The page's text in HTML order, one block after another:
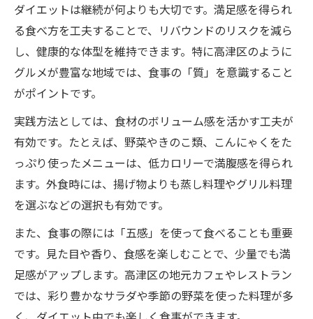
ダイエットは継続が何よりも大切です。満足感を得られ
る食べ方を工夫することで、リバウンドのリスクを減ら
し、健康的な体型を維持できます。特に高津区のように
グルメが豊富な地域では、食事の「質」を意識すること
がポイントです。
実践方法としては、食材のボリューム感を活かす工夫が
有効です。たとえば、野菜やきのこ類、こんにゃくをた
っぷり使ったメニューは、低カロリーで満腹感を得られ
ます。外食時には、揚げ物よりも蒸し料理やグリル料理
を選ぶなどの選択も有効です。
また、食事の際には「五感」を使って食べることも重要
です。見た目や香り、食感を楽しむことで、少量でも満
足感がアップします。高津区の地元カフェやレストラン
では、彩り豊かなサラダや季節の野菜を使った料理が多